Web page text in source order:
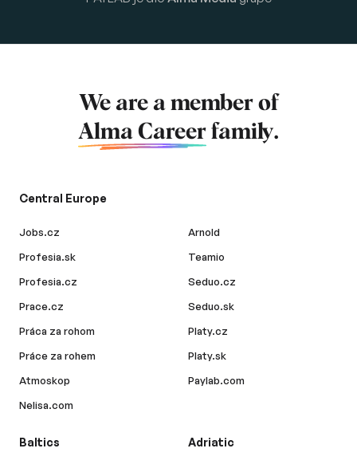
We are a member of
Alma Career family.
Central Europe
Jobs.cz
Profesia.sk
Profesia.cz
Prace.cz
Práca za rohom
Práce za rohem
Atmoskop
Nelisa.com
Arnold
Teamio
Seduo.cz
Seduo.sk
Platy.cz
Platy.sk
Paylab.com
Baltics Adriatic